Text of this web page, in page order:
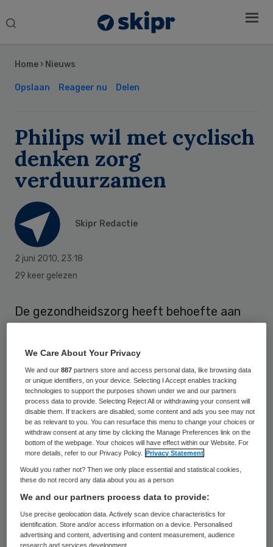
Search
Home › Nieuws
Opslaan Reageer nu Delen
Philips wil met cyclisch
denken zorg
verduurzamen
Skipr Redactie
2 juni 2010, 23:18
29 keer gelezen
De gezondheidszorg heeft behoefte aan
verschuift van medische behandeling naar
preventie, vroege diagnose en optimaal
gebruik van technische hulpmiddelen in de
thuissituatie. Dat bepleitte Philips CEO
Gerard Kleisterlee tijdens het Skipr
Business Club event in Noordwijk.
Discrepantie
Volgens Kleisterlee is het huidige
zorgstelsel niet langer houdbaar. Door de
Sidebar
We Care About Your Privacy
We and our887 partners store and access personal data, like browsing data
or unique identifiers, on your device. Selecting I Accept enables tracking
technologies to support the purposes shown under we and our partners
process data to provide. Selecting Reject All or withdrawing your consent will
disable them. If trackers are disabled, some content and ads you see may not
be as relevant to you. You can resurface this menu to change your choices or
withdraw consent at any time by clicking the Manage Preferences link on the
bottom of the webpage. Your choices will have effect within our Website. For
more details, refer to our Privacy Policy.
Privacy Statement
Would you rather not? Then we only place essential and statistical cookies,
these do not record any data about you as a person
We and our partners process data to provide:
Use precise geolocation data. Actively scan device characteristics for
identification. Store and/or access information on a device. Personalised
advertising and content, advertising and content measurement, audience
research and services development.